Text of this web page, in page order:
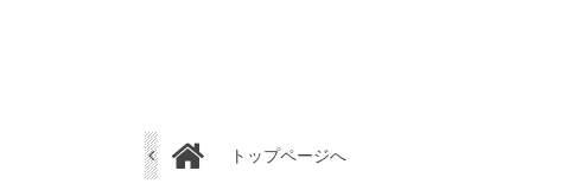
トップページへ